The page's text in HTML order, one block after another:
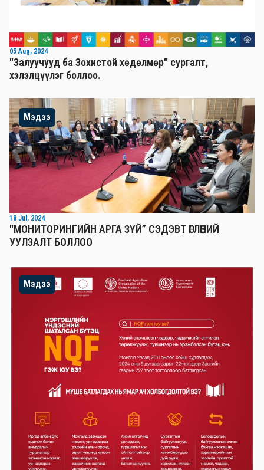
05 Aug, 2024
"Залуучууд ба Зохистой хөдөлмөр" сургалт,
хэлэлцүүлэг боллоо.
Мэдээ
18 Jul, 2024
"МОНИТОРИНГИЙН АРГА ЗҮЙ” СЭДЭВТ ӨГЛӨӨНИЙ
УУЛЗАЛТ БОЛЛОО
Мэдээ